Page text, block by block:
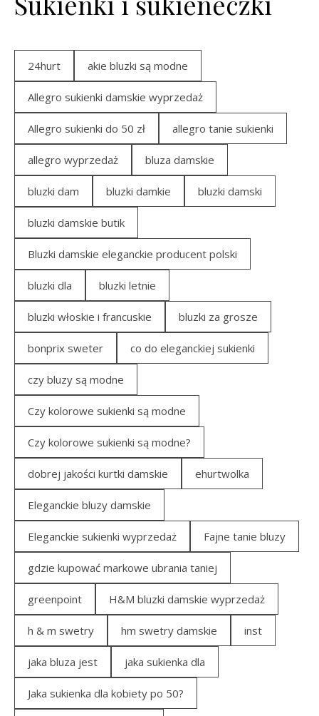
24hurt akie bluzki są modne
Allegro sukienki damskie wyprzedaż
Allegro sukienki do 50 zł allegro tanie sukienki
allegro wyprzedaż bluza damskie
bluzki dam bluzki damkie bluzki damski
bluzki damskie butik
Bluzki damskie eleganckie producent polski
bluzki dla bluzki letnie
bluzki włoskie i francuskie bluzki za grosze
bonprix sweter co do eleganckiej sukienki
czy bluzy są modne
Czy kolorowe sukienki są modne
Czy kolorowe sukienki są modne?
dobrej jakości kurtki damskie ehurtwolka
Eleganckie bluzy damskie
Eleganckie sukienki wyprzedaż Fajne tanie bluzy
gdzie kupować markowe ubrania taniej
greenpoint H&M bluzki damskie wyprzedaż
h & m swetry hm swetry damskie inst
jaka bluza jest jaka sukienka dla
Jaka sukienka dla kobiety po 50?